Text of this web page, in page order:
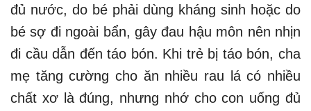
đủ nước, do bé phải dùng kháng sinh hoặc do
bé sợ đi ngoài bẩn, gây đau hậu môn nên nhịn
đi cầu dẫn đến táo bón. Khi trẻ bị táo bón, cha
mẹ tăng cường cho ăn nhiều rau lá có nhiều
chất xơ là đúng, nhưng nhớ cho con uống đủ